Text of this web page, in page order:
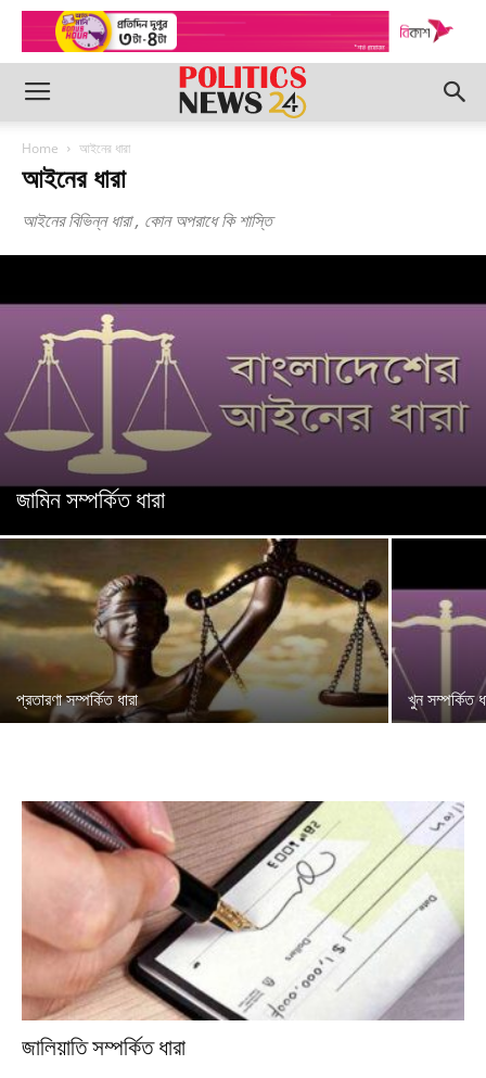
Home আইনের ধারা
আইনের ধারা
আইনের বিভিন্ন ধারা , কোন অপরাধে কি শাস্তি
জামিন সম্পর্কিত ধারা
প্রতারণা সম্পর্কিত ধারা খুন সম্পর্কিত
জালিয়াতি সম্পর্কিত ধারা